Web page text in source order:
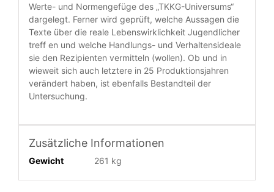
Werte- und Normengefüge des „TKKG-Universums“
dargelegt. Ferner wird geprüft, welche Aussagen die
Texte über die reale Lebenswirklichkeit Jugendlicher
treff en und welche Handlungs- und Verhaltensideale
sie den Rezipienten vermitteln (wollen). Ob und in
wieweit sich auch letztere in 25 Produktionsjahren
verändert haben, ist ebenfalls Bestandteil der
Untersuchung.
Zusätzliche Informationen
Gewicht 261 kg